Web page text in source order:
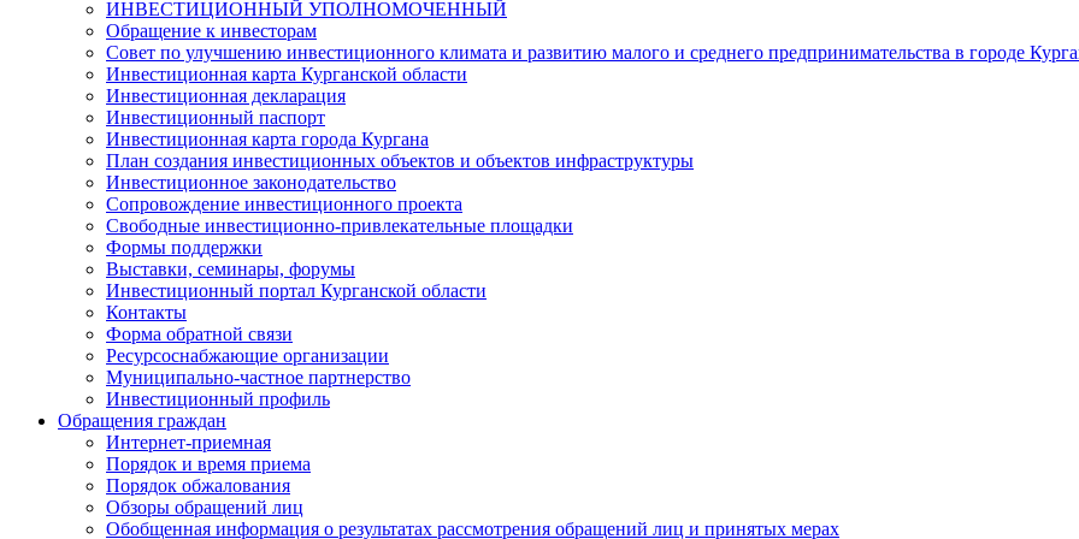
ИНВЕСТИЦИОННЫЙ УПОЛНОМОЧЕННЫЙ
Обращение к инвесторам
Совет по улучшению инвестиционного климата и развитию малого и среднего предпринимательства в городе
Инвестиционная карта Курганской области
Инвестиционная декларация
Инвестиционный паспорт
Инвестиционная карта города Кургана
План создания инвестиционных объектов и объектов инфраструктуры
Инвестиционное законодательство
Сопровождение инвестиционного проекта
Свободные инвестиционно-привлекательные площадки
Формы поддержки
Выставки, семинары, форумы
Инвестиционный портал Курганской области
Контакты
Форма обратной связи
Ресурсоснабжающие организации
Муниципально-частное партнерство
Инвестиционный профиль
Обращения граждан
Интернет-приемная
Порядок и время приема
Порядок обжалования
Обзоры обращений лиц
Обобщенная информация о результатах рассмотрения обращений лиц и принятых мерах